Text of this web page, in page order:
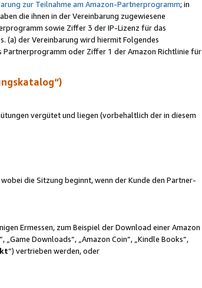
zur Teilnahme am Amazon-Partnerprogramm; in
die ihnen in der Vereinbarung zugewiesene
sowie Ziffer 3 der IP-Lizenz für das
(a) der Vereinbarung wird hiermit Folgendes
oder Ziffer 1 der Amazon Richtlinie für
vergütet und liegen (vorbehaltlich der in diesem
die Sitzung beginnt, wenn der Kunde den Partner-
Ermessen, zum Beispiel der Download einer Amazon
Downloads“, „Amazon Coin“, „Kindle Books“,
“) vertrieben werden, oder